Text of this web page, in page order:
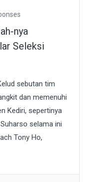
nya
Seleksi
sebutan tim
dan memenuhi
Kediri, sepertinya
selama ini
Tony Ho,